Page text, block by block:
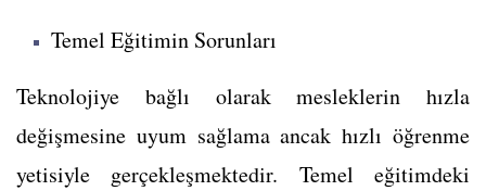
Temel Eğitimin Sorunları
Teknolojiye bağlı olarak mesleklerin hızla
değişmesine uyum sağlama ancak hızlı öğrenme
yetisiyle gerçekleşmektedir. Temel eğitimdeki